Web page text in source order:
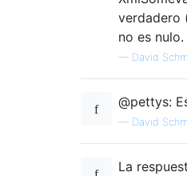
verdadero
no es nulo.
— David
@pettys:
— David
La